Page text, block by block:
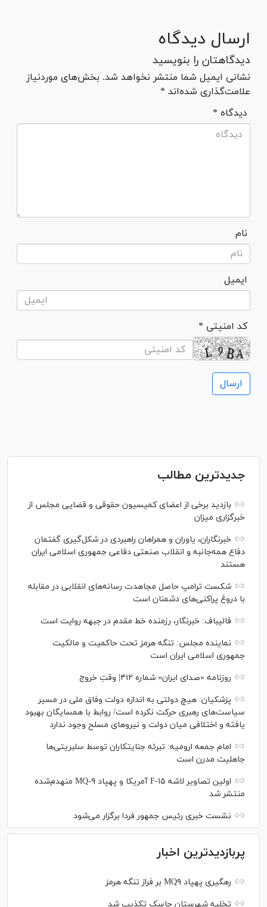
ارسال دیدگاه
دیدگاهتان را بنویسید
نشانی ایمیل شما منتشر نخواهد شد. بخش‌های موردنیاز
علامت‌گذاری شده‌اند *
* دیدگاه
نام
ایمیل
* کد امنیتی
جدیدترین مطالب
بازدید برخی از اعضای کمیسیون حقوقی و قضایی مجلس از
خبرگزاری میزان
خبرنگاران، یاوران و همراهان راهبردی در شکل‌گیری گفتمان
دفاع همه‌جانبه و انقلاب صنعتی دفاعی جمهوری اسلامی ایران
هستند
شکست ترامپ حاصل مجاهدت رسانه‌های انقلابی در مقابله
با دروغ پراکنی‌های دشمنان است
قالیباف: خبرنگار، رزمنده خط مقدم در جبهه روایت است
نماینده مجلس: تنگه هرمز تحت حاکمیت و مالکیت
جمهوری اسلامی ایران است
روزنامه «صدای ایران» شماره ۴۱۲| وقتِ خروج
پزشکیان: هیچ دولتی به اندازه دولت وفاق ملی در مسیر
سیاست‌های رهبری حرکت نکرده است/ روابط با همسایگان بهبود
یافته و اختلافی میان دولت و نیروهای مسلح وجود ندارد
امام جمعه ارومیه: تبرئه جنایتکاران توسط سلبریتی‌ها
جاهلیت مدرن است
اولین تصاویر لاشه F-۱۵ آمریکا و پهپاد MQ-۹ منهدم‌شده
منتشر شد
نشست خبری رئیس‌ جمهور فردا برگزار می‌شود
پربازدیدترین اخبار
رهگیری پهپاد MQ۹ بر فراز تنگه هرمز
تخلیه شهرستان جاسک تکذیب شد